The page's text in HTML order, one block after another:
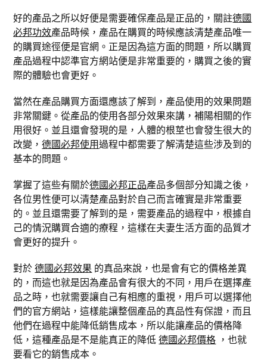
好的產品之所以好便是需要確保產品是正品的，關註德國
必邦功效產品時候，產品在購買的時候應該清楚產品唯一
的購買途徑便是官網。正是因為這方面的問題，所以購買
產品過程中認準官方網站便是非常重要的，購買之後的實
際的體驗也會更好。
當然在產品購買方面還應該了解到，產品使用的效果問題
非常關鍵。從產品的使用各部分效果來講，補陽相關的作
用很好。並且還會發現的是，人體的根莖也會發生很大的
改變，德國必邦使用過程中都需要了解清楚這些涉及到的
基本的問題。
掌握了這些有關於德國必邦正品產品多個部分知識之後，
各位男性便可以清楚產品對於自己而言確實是非常重要
的。並且還需要了解到的是，需要產品的過程中，根據自
己的情況購買合適的療程，這樣在夫妻生活方面的品質才
會更好的提升。
對於德國必邦效果 的真品來說，也是會有它的價格差異
的，而這也就是因為產品會有很大的不同，用戶在選擇產
品之時，也就需要讓自己有相應的重視，用戶可以選擇他
們的官方網站，這樣能讓整個產品的真品性有保證，而且
他們在過程中能降低銷售成本，所以能讓產品的價格降
低，這種產品是不是能真正的降低德國必邦價格 ，也就
要看它的銷售成本。